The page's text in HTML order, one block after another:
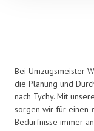
Bei Umzugsmeister
die Planung und
nach Tychy. Mit
sorgen wir für einen
Bedürfnisse immer